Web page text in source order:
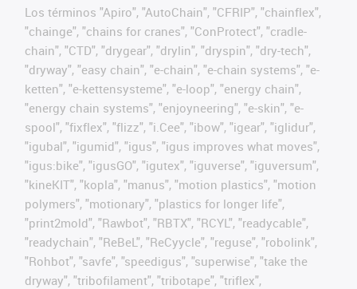
Los términos "Apiro", "AutoChain", "CFRIP", "chainflex",
"chainge", "chains for cranes", "ConProtect", "cradle-
chain", "CTD", "drygear", "drylin", "dryspin", "dry-tech",
"dryway", "easy chain", "e-chain", "e-chain systems", "e-
ketten", "e-kettensysteme", "e-loop", "energy chain",
"energy chain systems", "enjoyneering", "e-skin", "e-
spool", "fixflex", "flizz", "i.Cee", "ibow", "igear", "iglidur",
"igubal", "igumid", "igus", "igus improves what moves",
"igus:bike", "igusGO", "igutex", "iguverse", "iguversum",
"kineKIT", "kopla", "manus", "motion plastics", "motion
polymers", "motionary", "plastics for longer life",
"print2mold", "Rawbot", "RBTX", "RCYL", "readycable",
"readychain", "ReBeL", "ReCyycle", "reguse", "robolink",
"Rohbot", "savfe", "speedigus", "superwise", "take the
dryway", "tribofilament", "tribotape", "triflex",